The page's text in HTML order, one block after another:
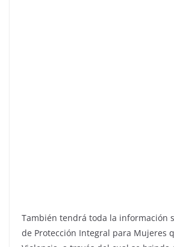
También tendrá toda la información
de Protección Integral para Mujeres